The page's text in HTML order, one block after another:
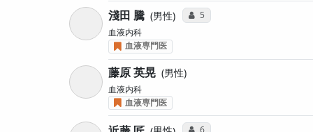
淺田 騰 男性 コミュニケーション・タイプ投
5
血液内科
血液専門医
藤原 英晃 男性
血液内科
血液専門医
コミュニケーション・タイプ投